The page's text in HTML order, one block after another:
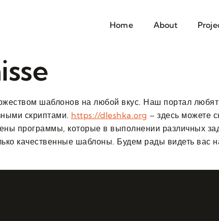
Home About
шаблонов на любой вкус. Наш портал
скриптами. https://dleshka.org – здесь можете
программы, которые в выполнении различных
качественные шаблоны. Будем рады видеть вас